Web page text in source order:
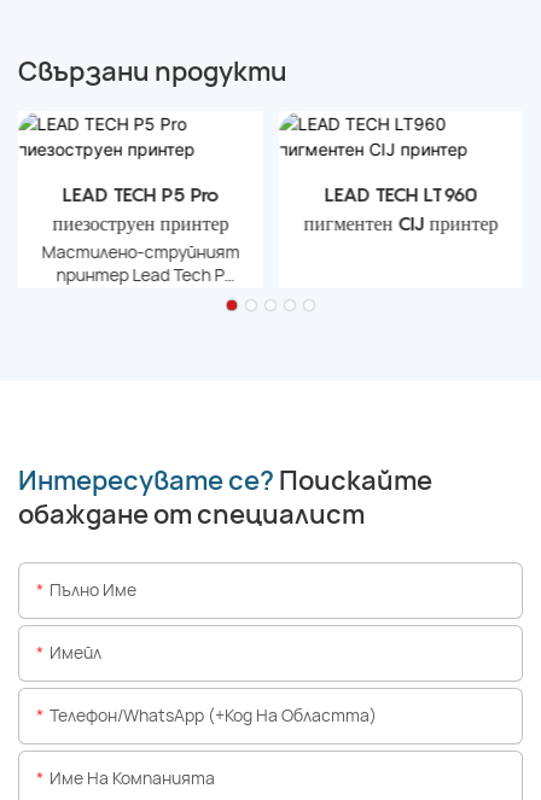
Свързани продукти
LEAD TECH P5 Pro
пиезоструен принтер
Мастилено-струйният
принтер Lead Tech P
Series PIJ (Pizeo inkjet) с
със система за UV
втвърдяване за
приложения върху
LEAD TECH LT960
пигментен CIJ принтер
Интересувате се? Поискайте
обаждане от специалист
Пълно Име
Имейл
Телефон/WhatsApp (+Код На Областта)
Име На Компанията